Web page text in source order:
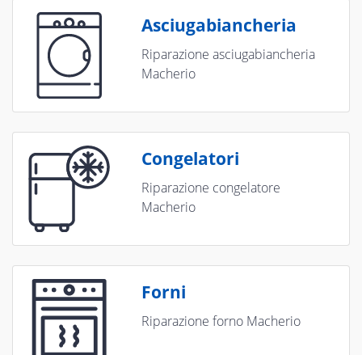
Asciugabiancheria
Riparazione asciugabiancheria
Macherio
Congelatori
Riparazione congelatore
Macherio
Forni
Riparazione forno Macherio